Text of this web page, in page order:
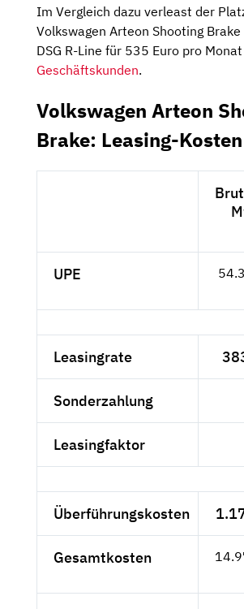
Im Vergleich dazu verleast der
Volkswagen Arteon Shooting Brake
DSG R-Line für 535 Euro pro
Geschäftskunden.
Volkswagen Arteon
Brake: Leasing-Kosten
UPE
Leasingrate
Sonderzahlung
Leasingfaktor
Überführungskosten
Gesamtkosten